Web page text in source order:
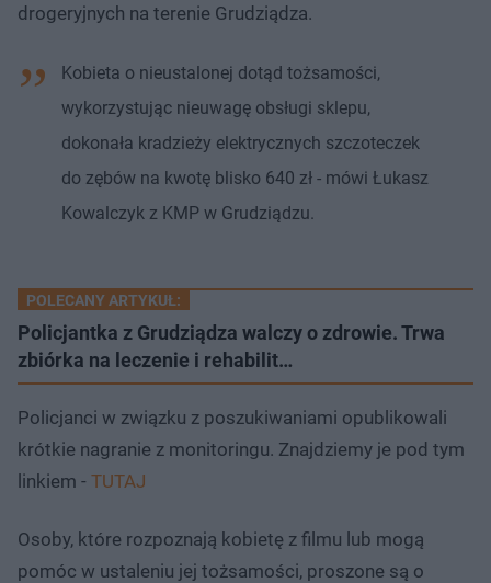
drogeryjnych na terenie Grudziądza.
Kobieta o nieustalonej dotąd tożsamości,
wykorzystując nieuwagę obsługi sklepu,
dokonała kradzieży elektrycznych szczoteczek
do zębów na kwotę blisko 640 zł - mówi Łukasz
Kowalczyk z KMP w Grudziądzu.
POLECANY ARTYKUŁ:
Policjantka z Grudziądza walczy o zdrowie. Trwa
zbiórka na leczenie i rehabilit…
Policjanci w związku z poszukiwaniami opublikowali
krótkie nagranie z monitoringu. Znajdziemy je pod tym
linkiem - TUTAJ
Osoby, które rozpoznają kobietę z filmu lub mogą
pomóc w ustaleniu jej tożsamości, proszone są o